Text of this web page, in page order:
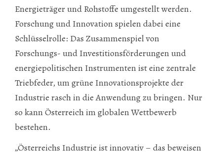
Energieträger und Rohstoffe umgestellt werden.
Forschung und Innovation spielen dabei eine
Schlüsselrolle: Das Zusammenspiel von
Forschungs- und Investitionsförderungen und
energiepolitischen Instrumenten ist eine zentrale
Triebfeder, um grüne Innovationsprojekte der
Industrie rasch in die Anwendung zu bringen. Nur
so kann Österreich im globalen Wettbewerb
bestehen.
„Österreichs Industrie ist innovativ – das beweisen